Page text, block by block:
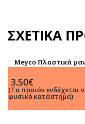
ΣΧΕΤΙΚΆ
Meyco Πλαστικά
3.50€
(Το προϊόν ενδέχεται
φυσικό κατάστημα)